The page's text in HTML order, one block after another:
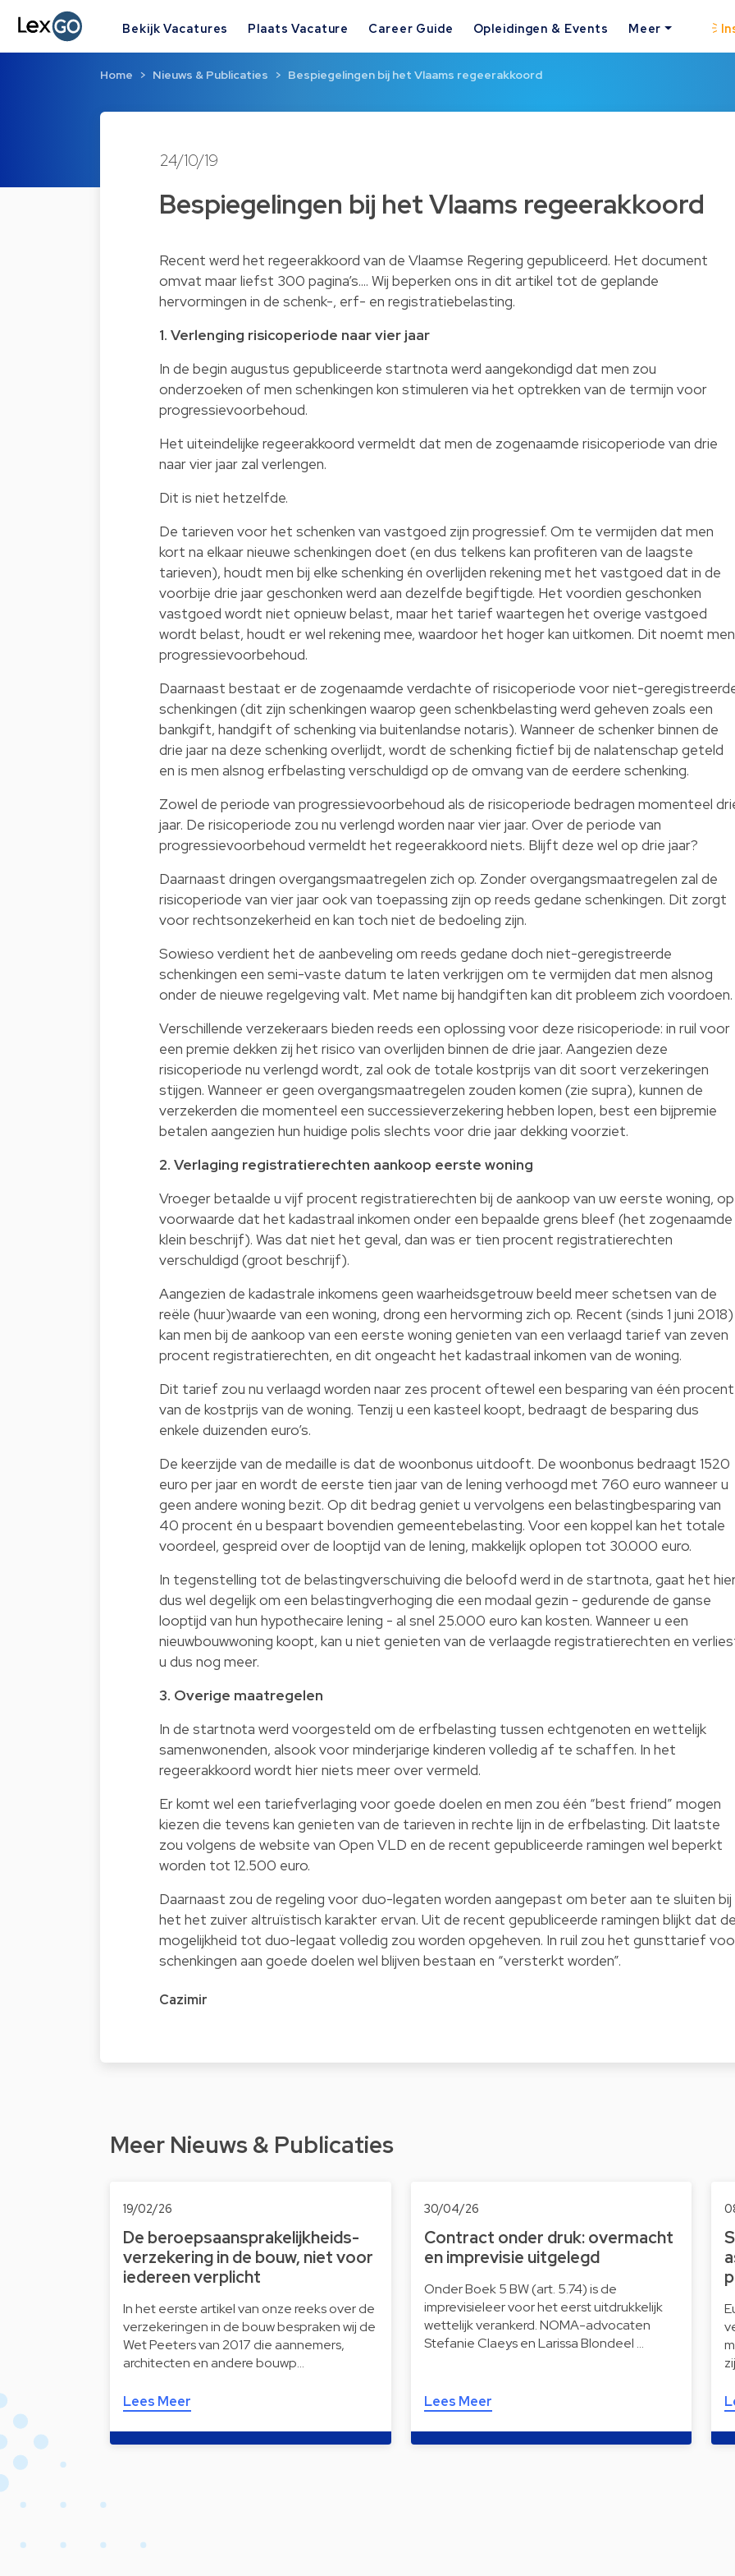
Bekijk Vacatures Plaats Vacature Career Guide Opleidingen & Events Meer
Home Nieuws & Publicaties Bespiegelingen bij het Vlaams regeerakkoord
24/10/19
Bespiegelingen bij het Vlaams regeerakkoord
Recent werd het regeerakkoord van de Vlaamse Regering gepubliceerd. Het document
omvat maar liefst 300 pagina’s.... Wij beperken ons in dit artikel tot de geplande
hervormingen in de schenk-, erf- en registratiebelasting.
1. Verlenging risicoperiode naar vier jaar
In de begin augustus gepubliceerde startnota werd aangekondigd dat men zou
onderzoeken of men schenkingen kon stimuleren via het optrekken van de termijn voor
progressievoorbehoud.
Het uiteindelijke regeerakkoord vermeldt dat men de zogenaamde risicoperiode van drie
naar vier jaar zal verlengen.
Dit is niet hetzelfde.
De tarieven voor het schenken van vastgoed zijn progressief. Om te vermijden dat men
kort na elkaar nieuwe schenkingen doet (en dus telkens kan profiteren van de laagste
tarieven), houdt men bij elke schenking én overlijden rekening met het vastgoed dat in de
voorbije drie jaar geschonken werd aan dezelfde begiftigde. Het voordien geschonken
vastgoed wordt niet opnieuw belast, maar het tarief waartegen het overige vastgoed
wordt belast, houdt er wel rekening mee, waardoor het hoger kan uitkomen. Dit noemt men
progressievoorbehoud.
Daarnaast bestaat er de zogenaamde verdachte of risicoperiode voor niet-
schenkingen (dit zijn schenkingen waarop geen schenkbelasting werd geheven zoals een
bankgift, handgift of schenking via buitenlandse notaris). Wanneer de schenker binnen de
drie jaar na deze schenking overlijdt, wordt de schenking fictief bij de nalatenschap geteld
en is men alsnog erfbelasting verschuldigd op de omvang van de eerdere schenking.
Zowel de periode van progressievoorbehoud als de risicoperiode bedragen momenteel
jaar. De risicoperiode zou nu verlengd worden naar vier jaar. Over de periode van
progressievoorbehoud vermeldt het regeerakkoord niets. Blijft deze wel op drie jaar?
Daarnaast dringen overgangsmaatregelen zich op. Zonder overgangsmaatregelen zal de
risicoperiode van vier jaar ook van toepassing zijn op reeds gedane schenkingen. Dit zorgt
voor rechtsonzekerheid en kan toch niet de bedoeling zijn.
Sowieso verdient het de aanbeveling om reeds gedane doch niet-geregistreerde
schenkingen een semi-vaste datum te laten verkrijgen om te vermijden dat men alsnog
onder de nieuwe regelgeving valt. Met name bij handgiften kan dit probleem zich voordoen.
Verschillende verzekeraars bieden reeds een oplossing voor deze risicoperiode: in ruil voor
een premie dekken zij het risico van overlijden binnen de drie jaar. Aangezien deze
risicoperiode nu verlengd wordt, zal ook de totale kostprijs van dit soort verzekeringen
stijgen. Wanneer er geen overgangsmaatregelen zouden komen (zie supra), kunnen de
verzekerden die momenteel een successieverzekering hebben lopen, best een bijpremie
betalen aangezien hun huidige polis slechts voor drie jaar dekking voorziet.
2. Verlaging registratierechten aankoop eerste woning
Vroeger betaalde u vijf procent registratierechten bij de aankoop van uw eerste woning, op
voorwaarde dat het kadastraal inkomen onder een bepaalde grens bleef (het zogenaamde
klein beschrijf). Was dat niet het geval, dan was er tien procent registratierechten
verschuldigd (groot beschrijf).
Aangezien de kadastrale inkomens geen waarheidsgetrouw beeld meer schetsen van de
reële (huur)waarde van een woning, drong een hervorming zich op. Recent (sinds 1 juni 2018)
kan men bij de aankoop van een eerste woning genieten van een verlaagd tarief van zeven
procent registratierechten, en dit ongeacht het kadastraal inkomen van de woning.
Dit tarief zou nu verlaagd worden naar zes procent oftewel een besparing van één procent
van de kostprijs van de woning. Tenzij u een kasteel koopt, bedraagt de besparing dus
enkele duizenden euro’s.
De keerzijde van de medaille is dat de woonbonus uitdooft. De woonbonus bedraagt 1520
euro per jaar en wordt de eerste tien jaar van de lening verhoogd met 760 euro wanneer u
geen andere woning bezit. Op dit bedrag geniet u vervolgens een belastingbesparing van
40 procent én u bespaart bovendien gemeentebelasting. Voor een koppel kan het totale
voordeel, gespreid over de looptijd van de lening, makkelijk oplopen tot 30.000 euro.
In tegenstelling tot de belastingverschuiving die beloofd werd in de startnota, gaat het
dus wel degelijk om een belastingverhoging die een modaal gezin - gedurende de ganse
looptijd van hun hypothecaire lening - al snel 25.000 euro kan kosten. Wanneer u een
nieuwbouwwoning koopt, kan u niet genieten van de verlaagde registratierechten en
u dus nog meer.
3. Overige maatregelen
In de startnota werd voorgesteld om de erfbelasting tussen echtgenoten en wettelijk
samenwonenden, alsook voor minderjarige kinderen volledig af te schaffen. In het
regeerakkoord wordt hier niets meer over vermeld.
Er komt wel een tariefverlaging voor goede doelen en men zou één “best friend” mogen
kiezen die tevens kan genieten van de tarieven in rechte lijn in de erfbelasting. Dit laatste
zou volgens de website van Open VLD en de recent gepubliceerde ramingen wel beperkt
worden tot 12.500 euro.
Daarnaast zou de regeling voor duo-legaten worden aangepast om beter aan te sluiten bij
het het zuiver altruïstisch karakter ervan. Uit de recent gepubliceerde ramingen blijkt dat
mogelijkheid tot duo-legaat volledig zou worden opgeheven. In ruil zou het gunsttarief
schenkingen aan goede doelen wel blijven bestaan en “versterkt worden”.
Cazimir
Meer Nieuws & Publicaties
19/02/26
De beroepsaansprakelijkheids-
verzekering in de bouw, niet voor
iedereen verplicht
In het eerste artikel van onze reeks over de
verzekeringen in de bouw bespraken wij de
Wet Peeters van 2017 die aannemers,
architecten en andere bouwp…
Lees Meer
30/04/26
Contract onder druk: overmacht
en imprevisie uitgelegd
Onder Boek 5 BW (art. 5.74) is de
imprevisieleer voor het eerst uitdrukkelijk
wettelijk verankerd. NOMA-advocaten
Stefanie Claeys en Larissa Blondeel …
Lees Meer